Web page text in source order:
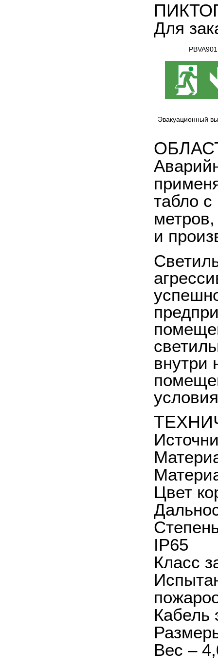
Для
PBVA901
Эвакуационный
табло
и
внутри
Цвет
IP65
Класс
Кабель
Вес –